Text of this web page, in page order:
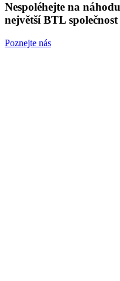
Nespoléhejte na
největší BTL
Poznejte nás